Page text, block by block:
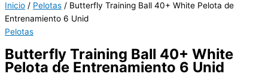
Inicio / Pelotas / Butterfly Training Ball 40+ White Pelota de
Entrenamiento 6 Unid
Pelotas
Butterfly Training Ball 40+ White
Pelota de Entrenamiento 6 Unid
cantidad